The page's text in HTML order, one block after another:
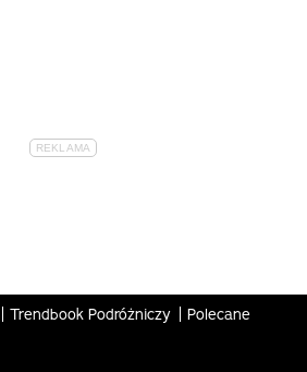
Trendbook Podróżniczy Polecane